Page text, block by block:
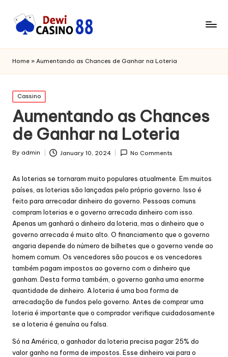
Home » Aumentando as Chances de Ganhar na Loteria
Posted
in
Cassino
Aumentando as Chances
de Ganhar na Loteria
Posted
By admin January 10, 2024 No Comments
As loterias se tornaram muito populares atualmente. Em muitos
países, as loterias são lançadas pelo próprio governo. Isso é
feito para arrecadar dinheiro do governo. Pessoas comuns
compram loterias e o governo arrecada dinheiro com isso.
Apenas um ganhará o dinheiro da loteria, mas o dinheiro que o
governo arrecada é muito alto. O financiamento que o governo
angaria depende do número de bilhetes que o governo vende ao
homem comum. Os vencedores são poucos e os vencedores
também pagam impostos ao governo com o dinheiro que
ganham. Desta forma também, o governo ganha uma enorme
quantidade de dinheiro. A loteria é uma boa forma de
arrecadação de fundos pelo governo. Antes de comprar uma
loteria é importante que o comprador verifique cuidadosamente
se a loteria é genuína ou falsa.
Só na América, o ganhador da loteria precisa pagar 25% do
valor ganho na forma de impostos. Esse dinheiro vai para o